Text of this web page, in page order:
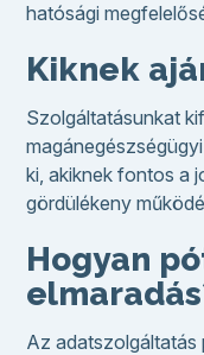
hatósági
Kiknek
Szolgáltatásunkat
ki, akiknek fontos a
gördülékeny
Hogyan
Az adatszolgáltatás